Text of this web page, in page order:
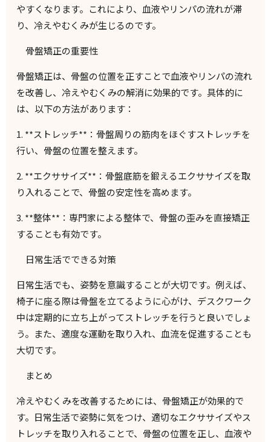
やすくなります。これにより、血液やリンパの流れが滞
り、冷えやむくみが生じるのです。
骨盤矯正の重要性
骨盤矯正は、骨盤の位置を正すことで血液やリンパの流れ
を改善し、冷えやむくみの解消に効果的です。具体的に
は、以下の方法があります：
1. **ストレッチ** ：骨盤周りの筋肉をほぐすストレッチを
行い、骨盤の位置を整えます。
2. **エクササイズ** ：骨盤底筋を鍛えるエクササイズを取
り入れることで、骨盤の安定性を高めます。
3. **整体** ：専門家による整体で、骨盤の歪みを直接矯正
することも有効です。
日常生活でできる対策
日常生活でも、姿勢を意識することが大切です。例えば、
椅子に座る際は骨盤を立てるように心がけ、デスクワーク
中は定期的に立ち上がってストレッチを行うと良いでしょ
う。また、適度な運動を取り入れ、血流を促進することも
大切です。
まとめ
冷えやむくみを改善するためには、骨盤矯正が効果的で
す。日常生活で姿勢に気をつけ、適切なエクササイズやス
トレッチを取り入れることで、骨盤の位置を正し、血液や